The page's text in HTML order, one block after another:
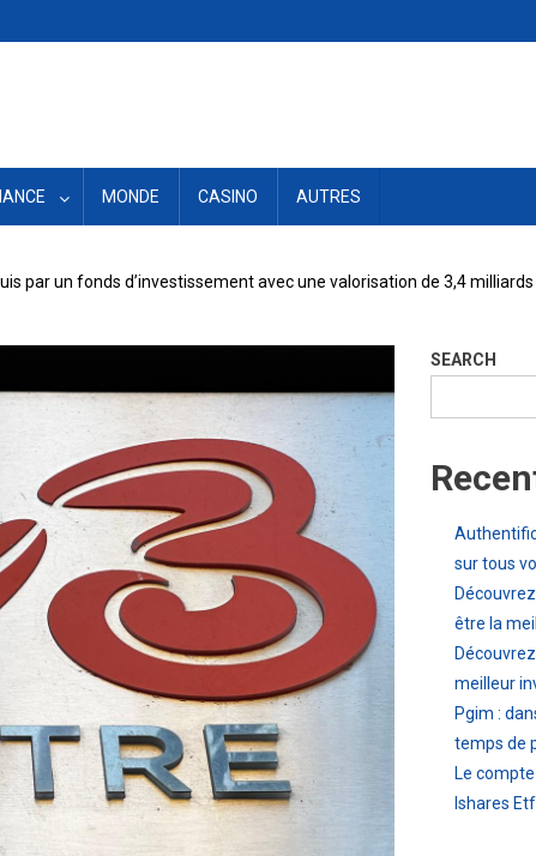
MONDE CASINO AUTRES
par un fonds d’investissement avec une valorisation de 3,4 milliards
SEARCH
sur tous
être la
meilleur
Pgim :
temps de
Le
Ishares